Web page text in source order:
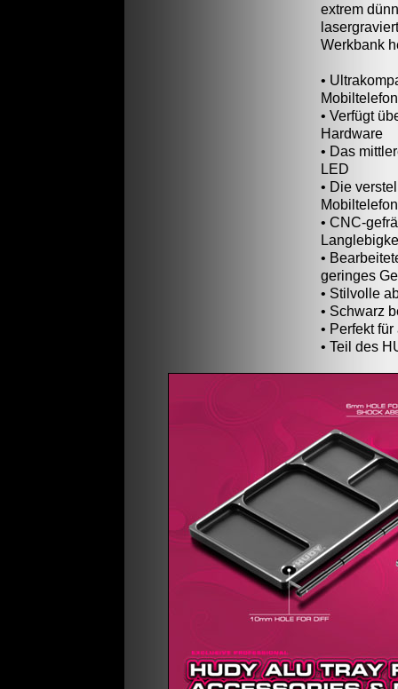
extrem
Werkbank
•
Mobiltelefon
• Verfügt
Hardware
• Das
LED
• Die
Mobiltelefon
• CNC-
•
geringes
• Stilvolle
• Schwarz
• Perfekt
• Teil des